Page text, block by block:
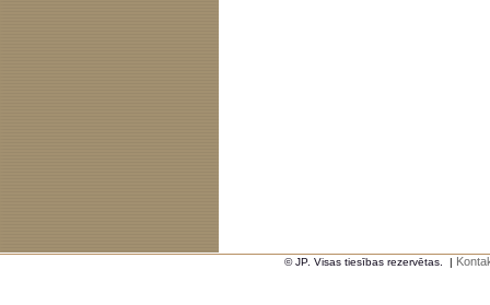
© JP. Visas tiesības rezervētas. |